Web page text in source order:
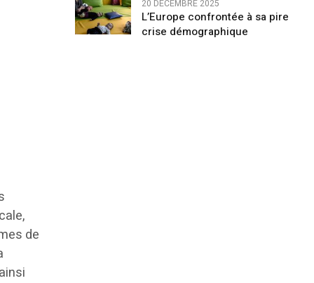
de
20 DÉCEMBRE 2025
L’Europe confrontée à sa pire
crise démographique